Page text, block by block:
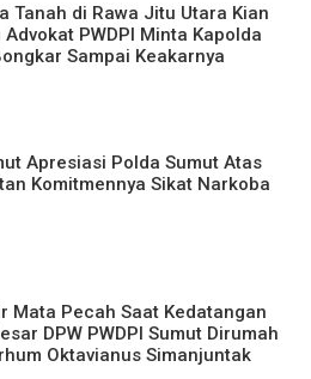
Tanah di Rawa Jitu Utara Kian
PWDPI Minta Kapolda
Sampai Keakarnya
Apresiasi Polda Sumut Atas
Komitmennya Sikat Narkoba
Mata Pecah Saat Kedatangan
DPW PWDPI Sumut Dirumah
Oktavianus Simanjuntak